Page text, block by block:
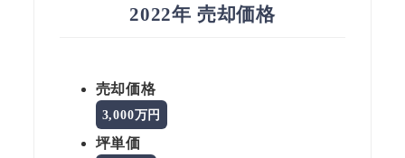
2022年 売却価格
売却価格
3,000万円
坪単価